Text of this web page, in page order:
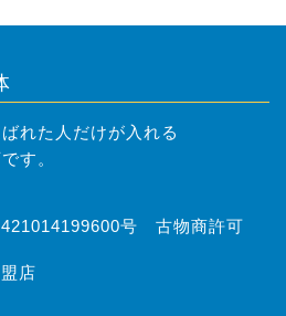
れた人だけが入れる
す。
号 古物商許可
店